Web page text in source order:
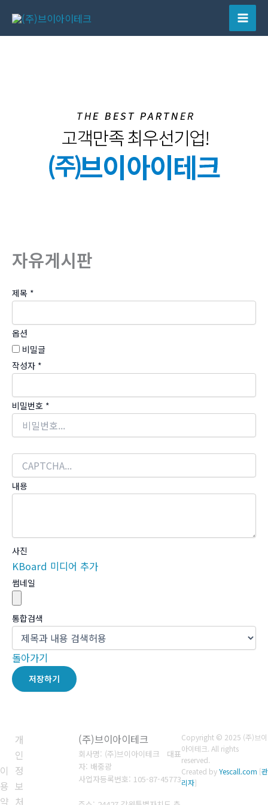
츠
Main
자유게시판
제목 *
옵션
비밀글
작성자 *
비밀번호 *
내용
사진
KBoard 미디어 추가
썸네일
통합검색
돌아가기
저장하기
이
용
약
개
인
정
보
처
(주)브이아이테크
회사명: (주)브이아이테크 대표
자: 배중광
사업자등록번호: 105-87-45773
Copyright © 2025 (주)브이
아이테크. All rights
reserved.
Created byYescall.com [관
리자]